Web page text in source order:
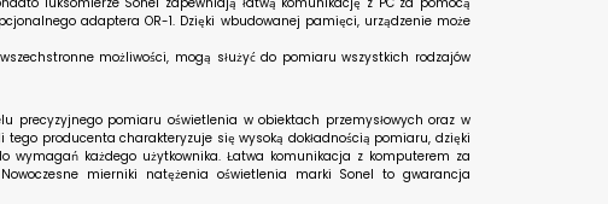
adaptera OR-1. Dzięki wbudowanej pamięci, urządzenie może
możliwości, mogą służyć do pomiaru wszystkich rodzajów
precyzyjnego pomiaru oświetlenia w obiektach przemysłowych oraz w
producenta charakteryzuje się wysoką dokładnością pomiaru, dzięki
wymagań każdego użytkownika. Łatwa komunikacja z komputerem za
mierniki natężenia oświetlenia marki Sonel to gwarancja